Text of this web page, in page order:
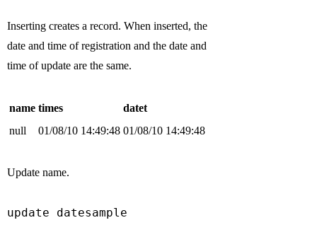
Inserting creates a record. When inserted, the
date and time of registration and the date and
time of update are the same.
name times
datet
null
01/08/10 14:49:48 01/08/10 14:49:48
Update name.
update datesample